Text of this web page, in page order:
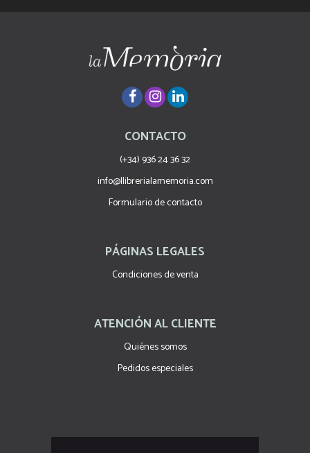
CONTACTO
(+34) 936 24 36 32
info@llibrerialamemoria.com
Formulario de contacto
PÁGINAS LEGALES
Condiciones de venta
ATENCIÓN AL CLIENTE
Quiénes somos
Pedidos especiales